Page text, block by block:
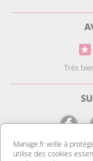
Très
Mariage.fr veille à
utilise des cookies